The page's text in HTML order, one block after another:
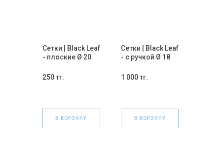
Сетки | Black Leaf
- плоские Ø 20
(КРАСНЫЕ)
250 тг.
В КОРЗИНУ
Сетки | Black Leaf
- с ручкой Ø 18
(ЗЕЛЕНЫЕ)
1 000 тг.
В КОРЗИНУ